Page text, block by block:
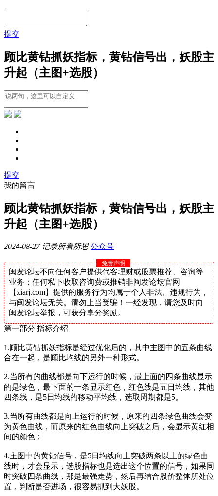
提交
顾比黄钻抓妖指标，黄钻信号出，妖股主
升起（主图+选股）
提交
我的留言
顾比黄钻抓妖指标，黄钻信号出，妖股主
升起（主图+选股）
2024-08-27 记录所看所思 公众号
免责声明
闽发论坛不向任何客户提供代客理财或股票推荐、咨询等
业务；任何私下收取咨询费或推销非闽发论坛官网
【xiarj.com】提供的服务行为均属于个人非法、违规行为，
与闽发论坛无关。请勿上当受骗！一经发现，请您及时向
闽发论坛举报，可获分享分奖励。
第一部分 指标介绍
1.顾比黄钻抓妖指标是经过优化后的，其中主图中的五条曲线
合在一起，是顾比均线的另外一种形式。
2.当所有的曲线都是向下运行的时候，最上面的四条曲线显示
的是绿色，最下面的一条显示红色，红色线是五日均线，其他
四条线，是5日均线的移动平均线，选取周期都是5。
3.当所有曲线都是向上运行的时候，原来的四条绿色曲线会变
为黄色曲线，而原来的红色曲线向上突破之后，会显示黄红相
间的颜色；
4.主图中的黄钻信号，是5日均线向上突破两条以上的绿色曲
线时，才会显示，选股指标也是选出这个位置的信号，如果同
时突破四条曲线，那是最强走势，然后再结合股价整体所处位
置，判断是否进场，很容易抓到大妖股。